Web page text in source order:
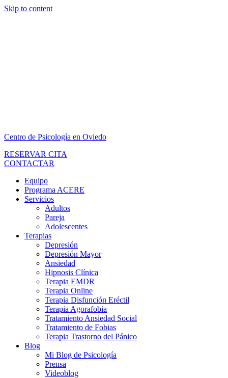
Skip to content
Centro de Psicología en Oviedo
RESERVAR CITA
CONTACTAR
Equipo
Programa ACERE
Servicios
Adultos
Pareja
Adolescentes
Terapias
Depresión
Depresión Mayor
Ansiedad
Hipnosis Clínica
Terapia EMDR
Terapia Online
Terapia Disfunción Eréctil
Terapia Agorafobia
Tratamiento Ansiedad Social
Tratamiento de Fobias
Terapia Trastorno del Pánico
Blog
Mi Blog de Psicología
Prensa
Videoblog